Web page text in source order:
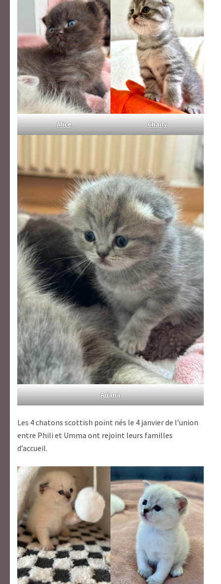
Alice Charly
Ariana
Les 4 chatons scottish point nés le 4 janvier de l’union
entre Phili et Umma ont rejoint leurs familles
d’accueil.